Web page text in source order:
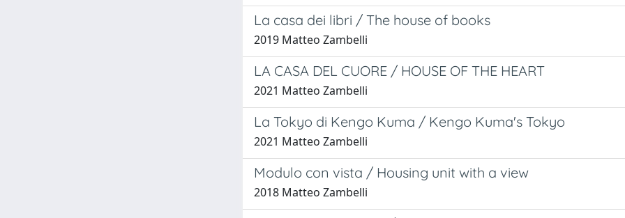
La casa dei libri / The house of books
2019 Matteo Zambelli
LA CASA DEL CUORE / HOUSE OF THE HEART
2021 Matteo Zambelli
La Tokyo di Kengo Kuma / Kengo Kuma's Tokyo
2021 Matteo Zambelli
Modulo con vista / Housing unit with a view
2018 Matteo Zambelli